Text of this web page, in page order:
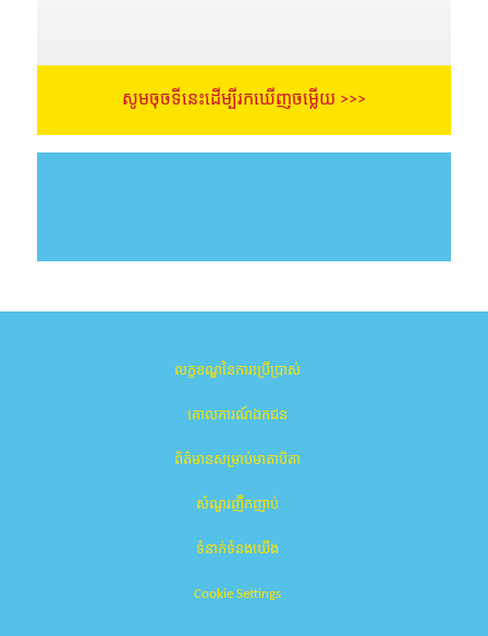
សូមចុចទីនេះដើម្បីរកឃើញចម្លើយ >>>
លក្ខខណ្ឌនៃការប្រើប្រាស់
គោលការណ៍ឯកជន
ព័ត៌មានសម្រាប់មាតាបិតា
សំណួរញឹកញាប់
ទំនាក់ទំនងយើង
Cookie Settings